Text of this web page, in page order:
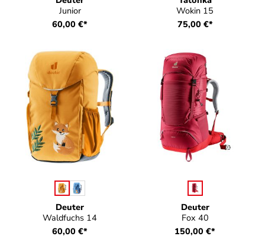
Junior
60,00 €*
Wokin 15
75,00 €*
Deuter
Waldfuchs 14
Farbe auswählen
60,00 €*
Deuter
Fox 40
Farbe
150,00 €*